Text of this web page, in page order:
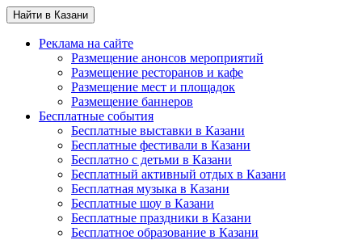
Найти в Казани
Реклама на сайте
Размещение анонсов мероприятий
Размещение ресторанов и кафе
Размещение мест и площадок
Размещение баннеров
Бесплатные события
Бесплатные выставки в Казани
Бесплатные фестивали в Казани
Бесплатно с детьми в Казани
Бесплатный активный отдых в Казани
Бесплатная музыка в Казани
Бесплатные шоу в Казани
Бесплатные праздники в Казани
Бесплатное образование в Казани